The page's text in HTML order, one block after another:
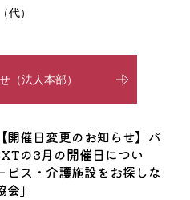
代）
（法人本部）
催日変更のお知らせ】パ
の3月の開催日につい
ビス・介護施設をお探しな
」